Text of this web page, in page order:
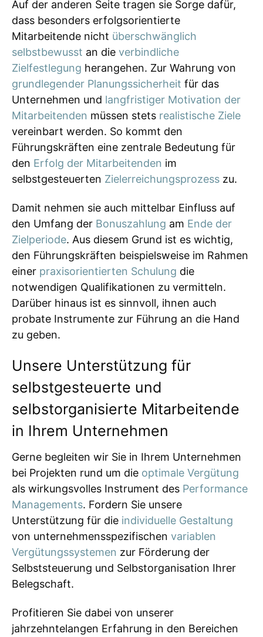
Auf der anderen Seite tragen sie Sorge dafür,
dass besonders erfolgsorientierte
Mitarbeitende nicht überschwänglich
selbstbewusst an die verbindliche
Zielfestlegung herangehen. Zur Wahrung von
grundlegender Planungssicherheit für das
Unternehmen und langfristiger Motivation der
Mitarbeitenden müssen stets realistische Ziele
vereinbart werden. So kommt den
Führungskräften eine zentrale Bedeutung für
den Erfolg der Mitarbeitenden im
selbstgesteuerten Zielerreichungsprozess zu.
Damit nehmen sie auch mittelbar Einfluss auf
den Umfang der Bonuszahlung am Ende der
Zielperiode. Aus diesem Grund ist es wichtig,
den Führungskräften beispielsweise im Rahmen
einer praxisorientierten Schulung die
notwendigen Qualifikationen zu vermitteln.
Darüber hinaus ist es sinnvoll, ihnen auch
probate Instrumente zur Führung an die Hand
zu geben.
Unsere Unterstützung für
selbstgesteuerte und
selbstorganisierte Mitarbeitende
in Ihrem Unternehmen
Gerne begleiten wir Sie in Ihrem Unternehmen
bei Projekten rund um die optimale Vergütung
als wirkungsvolles Instrument des Performance
Managements. Fordern Sie unsere
Unterstützung für die individuelle Gestaltung
von unternehmensspezifischen variablen
Vergütungssystemen zur Förderung der
Selbststeuerung und Selbstorganisation Ihrer
Belegschaft.
Profitieren Sie dabei von unserer
jahrzehntelangen Erfahrung in den Bereichen